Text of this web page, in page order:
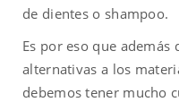
de dientes o shampoo.
Es por eso que
alternativas a los
debemos tener mucho